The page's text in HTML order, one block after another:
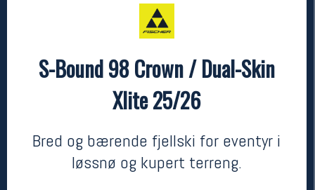
S-Bound 98 Crown / Dual-Skin
Xlite 25/26
Bred og bærende fjellski for eventyr i
løssnø og kupert terreng.
Fischer
S-Bound 98 Crown / Dual-Skin Xlite 25/26
7000,- MEDLEM:4899,-